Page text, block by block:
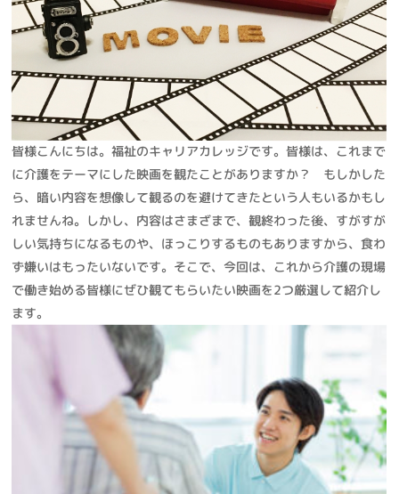
皆様こんにちは。福祉のキャリアカレッジです。皆様は、これまで
に介護をテーマにした映画を観たことがありますか？ もしかした
ら、暗い内容を想像して観るのを避けてきたという人もいるかもし
れませんね。しかし、内容はさまざまで、観終わった後、すがすが
しい気持ちになるものや、ほっこりするものもありますから、食わ
ず嫌いはもったいないです。そこで、今回は、これから介護の現場
で働き始める皆様にぜひ観てもらいたい映画を2つ厳選して紹介し
ます。